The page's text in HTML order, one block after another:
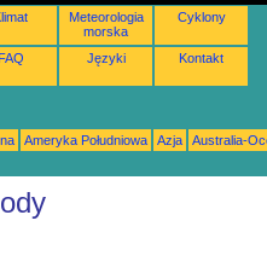
Meteorologia
morska
Cyklony
Języki Kontakt
Ameryka Południowa Azja
Australia-